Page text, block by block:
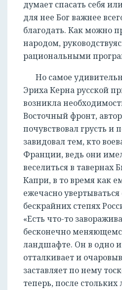
думает спасать себя
для нее Бог важнее
благодать. Как можно
народом,
рациональными
Но самое
Эриха Керна русской
возникла
Восточный фронт,
почувствовал грусть и
завидовал тем, кто
Франции, ведь они
веселиться в тавернах
Капри, в то время как
ежечасно увертываться
бескрайних степях
«Есть что-то
бесконечно
ландшафте. Он в одно
отталкивает и
заставляет по нему
теперь, после стольких